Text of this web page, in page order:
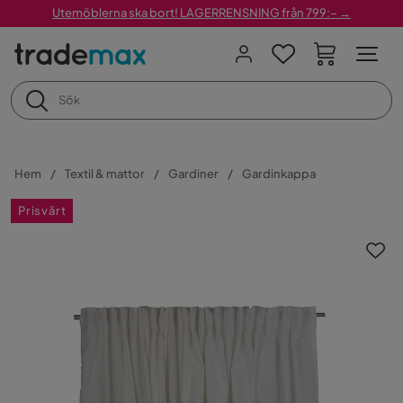
Utemöblerna ska bort! LAGERRENSNING från 799:– →
Hem Textil & mattor Gardiner Gardinkappa
Prisvärt